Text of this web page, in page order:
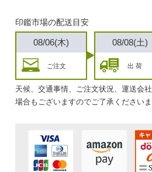
印鑑市場の配送目安
08/06(木)
ご注文
08/08(土)
出 荷
天候、交通事情、ご注文状況、運送会
場合もございますのでご了承くださいま